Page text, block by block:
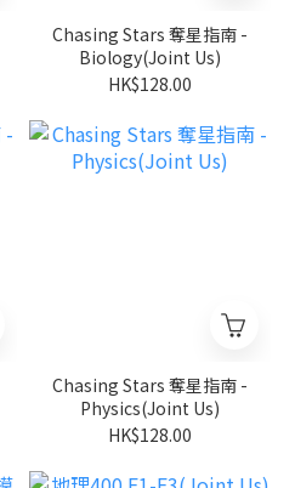
Chasing Stars 奪星指南 -
Biology(Joint Us)
HK$128.00
Chasing Stars 奪星指南 -
Physics(Joint Us)
HK$128.00